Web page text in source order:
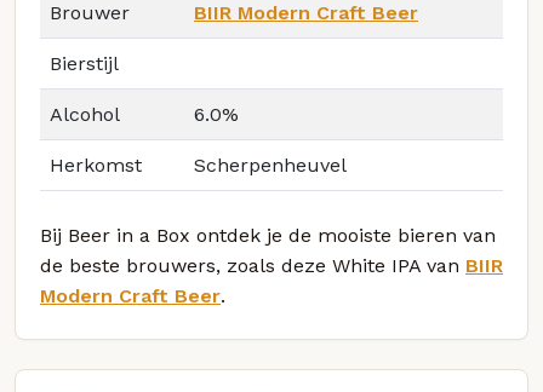
Brouwer BIIR Modern Craft Beer
Bierstijl
Alcohol 6.0%
Herkomst Scherpenheuvel
Bij Beer in a Box ontdek je de mooiste bieren van
de beste brouwers, zoals deze White IPA van BIIR
Modern Craft Beer.